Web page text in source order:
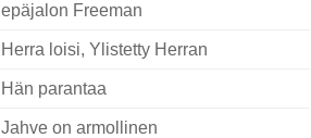
epäjalon Freeman
Herra loisi, Ylistetty Herran
Hän parantaa
Jahve on armollinen